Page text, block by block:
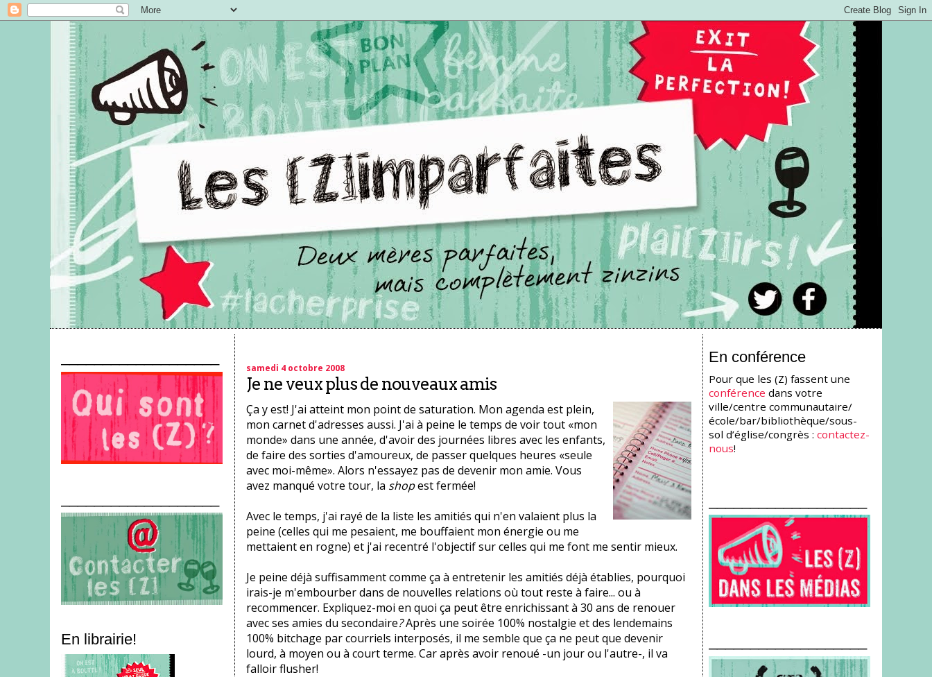
En librairie!
samedi 4 octobre 2008
Je ne veux plus de nouveaux amis
Ça y est! J'ai atteint mon point de saturation. Mon agenda est plein,
mon carnet d'adresses aussi. J'ai à peine le temps de voir tout «mon
monde» dans une année, d'avoir des journées libres avec les enfants,
de faire des sorties d'amoureux, de passer quelques heures «seule
avec moi-même». Alors n'essayez pas de devenir mon amie. Vous
avez manqué votre tour, la shopest fermée!
Avec le temps, j'ai rayé de la liste les amitiés qui n'en valaient plus la
peine (celles qui me pesaient, me bouffaient mon énergie ou me
mettaient en rogne) et j'ai recentré l'objectif sur celles qui me font me sentir mieux.
Je peine déjà suffisamment comme ça à entretenir les amitiés déjà établies, pourquoi
irais-je m'embourber dans de nouvelles relations où tout reste à faire... ou à
recommencer. Expliquez-moi en quoi ça peut être enrichissant à 30 ans de renouer
avec ses amies du secondaire?Après une soirée 100% nostalgie et des lendemains
100% bitchage par courriels interposés, il me semble que ça ne peut que devenir
lourd, à moyen ou à court terme. Car après avoir renoué -un jour ou l'autre-, il va
falloir flusher!
En conférence
Pour que les (Z) fassent une
conférence dans votre
ville/centre communautaire/
école/bar/bibliothèque/sous-
sol d’église/congrès :contactez-
nous!